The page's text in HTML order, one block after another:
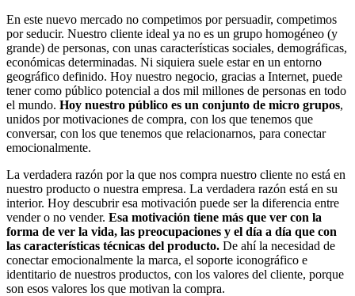
En este nuevo mercado no competimos por persuadir, competimos
por seducir. Nuestro cliente ideal ya no es un grupo homogéneo (y
grande) de personas, con unas características sociales, demográficas,
económicas determinadas. Ni siquiera suele estar en un entorno
geográfico definido. Hoy nuestro negocio, gracias a Internet, puede
tener como público potencial a dos mil millones de personas en todo
el mundo. Hoy nuestro público es un conjunto de micro grupos,
unidos por motivaciones de compra, con los que tenemos que
conversar, con los que tenemos que relacionarnos, para conectar
emocionalmente.
La verdadera razón por la que nos compra nuestro cliente no está en
nuestro producto o nuestra empresa. La verdadera razón está en su
interior. Hoy descubrir esa motivación puede ser la diferencia entre
vender o no vender. Esa motivación tiene más que ver con la
forma de ver la vida, las preocupaciones y el día a día que con
las características técnicas del producto. De ahí la necesidad de
conectar emocionalmente la marca, el soporte iconográfico e
identitario de nuestros productos, con los valores del cliente, porque
son esos valores los que motivan la compra.